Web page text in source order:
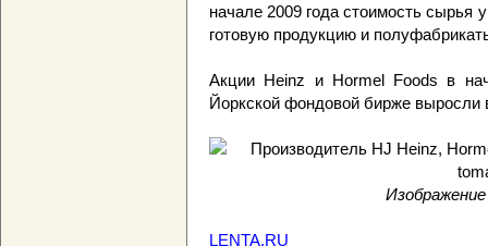
начале 2009 года стоимость сырья
готовую продукцию и
Акции Heinz и Hormel Foods в
Йоркской фондовой бирже выросли
LENTA.RU